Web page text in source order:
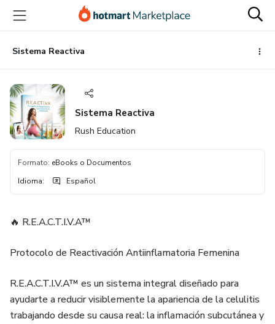
principal
página
de
página
Sistema Reactiva
Sistema Reactiva
Rush Education
Formato: eBooks o Documentos
Idioma: Español
🔥 R.E.A.C.T.I.V.A™
Protocolo de Reactivación Antiinflamatoria Femenina
R.E.A.C.T.I.V.A™ es un sistema integral diseñado para
ayudarte a reducir visiblemente la apariencia de la celulitis
trabajando desde su causa real: la inflamación subcutánea y